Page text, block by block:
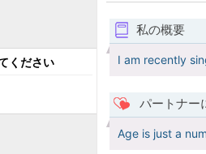
ください
私の概要
I am recently
パートナー
Age is just a